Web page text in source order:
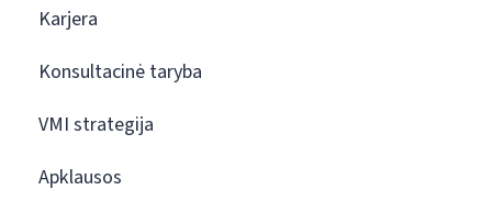
Karjera
Konsultacinė taryba
VMI strategija
Apklausos